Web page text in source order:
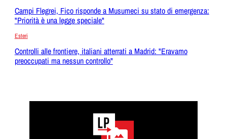
Campi Flegrei, Fico risponde a Musumeci su stato di emergenza:
"Priorità è una legge speciale"
Esteri
Controlli alle frontiere, italiani atterrati a Madrid: "Eravamo
preoccupati ma nessun controllo"